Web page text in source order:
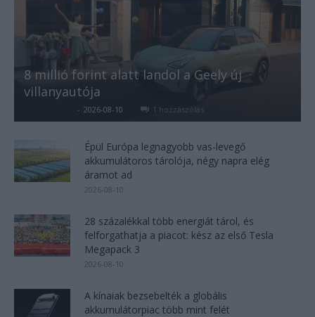
8 millió forint alatt landol a Geely új
villanyautója
- 2026-08-10 1 hozzászólás
Épül Európa legnagyobb vas-levegő
akkumulátoros tárolója, négy napra elég
áramot ad
2026-08-10
28 százalékkal több energiát tárol, és
felforgathatja a piacot: kész az első Tesla
Megapack 3
2026-08-10
A kínaiak bezsebelték a globális
akkumulátorpiac több mint felét